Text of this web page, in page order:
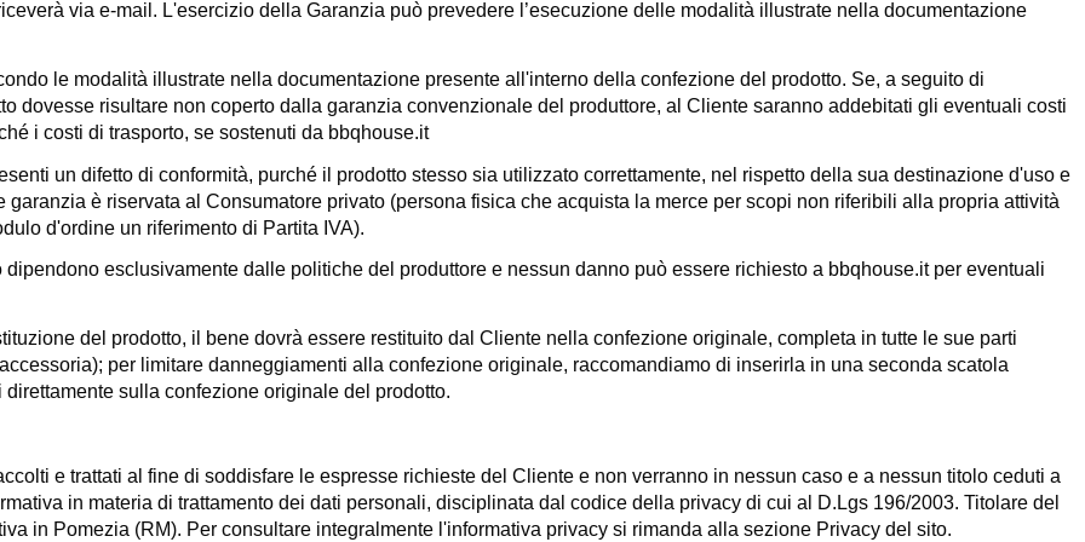
via e-mail. L'esercizio della Garanzia può prevedere l’esecuzione delle modalità illustrate nella documentazione
le modalità illustrate nella documentazione presente all'interno della confezione del prodotto. Se, a seguito di
dovesse risultare non coperto dalla garanzia convenzionale del produttore, al Cliente saranno addebitati gli eventuali costi
i costi di trasporto, se sostenuti da bbqhouse.it
un difetto di conformità, purché il prodotto stesso sia utilizzato correttamente, nel rispetto della sua destinazione d'uso e
è riservata al Consumatore privato (persona fisica che acquista la merce per scopi non riferibili alla propria attività
d'ordine un riferimento di Partita IVA).
esclusivamente dalle politiche del produttore e nessun danno può essere richiesto a bbqhouse.itper eventuali
del prodotto, il bene dovrà essere restituito dal Cliente nella confezione originale, completa in tutte le sue parti
per limitare danneggiamenti alla confezione originale, raccomandiamo di inserirla in una seconda scatola
sulla confezione originale del prodotto.
e trattati al fine di soddisfare le espresse richieste del Cliente e non verranno in nessun caso e a nessun titolo ceduti a
in materia di trattamento dei dati personali, disciplinata dal codice della privacy di cui al D.Lgs 196/2003. Titolare del
in Pomezia (RM). Per consultare integralmente l'informativa privacy si rimanda alla sezione Privacy del sito.